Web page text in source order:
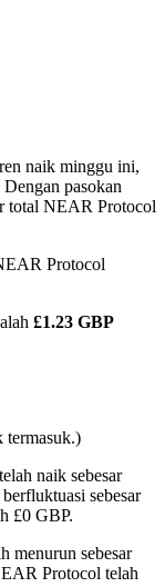
komoditas
naik minggu ini,
Dengan pasokan
total NEAR Protocol
Protocol
£1.23 GBP
termasuk.)
naik sebesar
sebesar
£0 GBP.
menurun sebesar
Protocol telah